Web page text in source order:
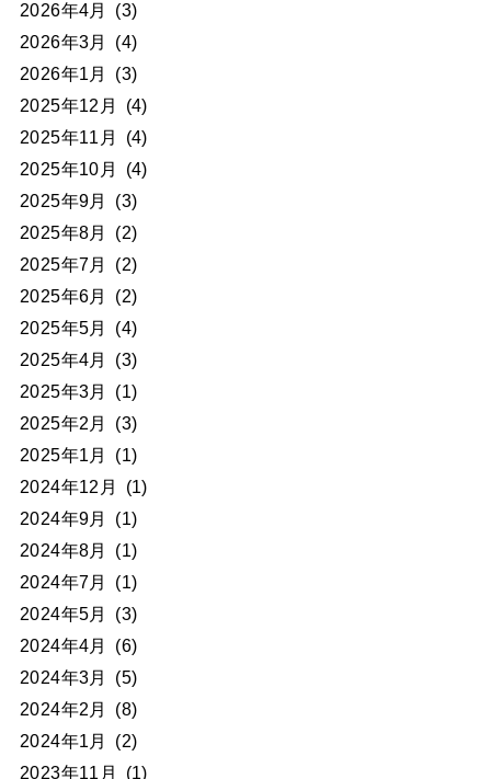
2026年4月
(3)
2026年3月
(4)
2026年1月
(3)
2025年12月
(4)
2025年11月
(4)
2025年10月
(4)
2025年9月
(3)
2025年8月
(2)
2025年7月
(2)
2025年6月
(2)
2025年5月
(4)
2025年4月
(3)
2025年3月
(1)
2025年2月
(3)
2025年1月
(1)
2024年12月
(1)
2024年9月
(1)
2024年8月
(1)
2024年7月
(1)
2024年5月
(3)
2024年4月
(6)
2024年3月
(5)
2024年2月
(8)
2024年1月
(2)
2023年11月
(1)